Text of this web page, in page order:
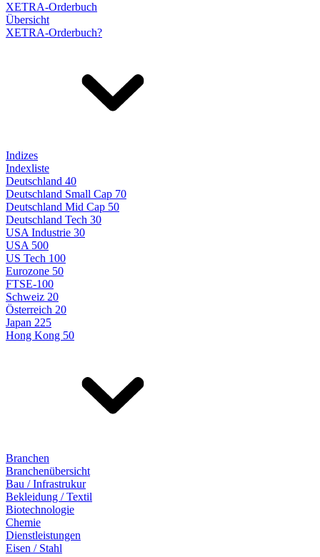
XETRA-Orderbuch
Übersicht
XETRA-Orderbuch?
Indizes
Indexliste
Deutschland 40
Deutschland Small Cap 70
Deutschland Mid Cap 50
Deutschland Tech 30
USA Industrie 30
USA 500
US Tech 100
Eurozone 50
FTSE-100
Schweiz 20
Österreich 20
Japan 225
Hong Kong 50
Branchen
Branchenübersicht
Bau / Infrastrukur
Bekleidung / Textil
Biotechnologie
Chemie
Dienstleistungen
Eisen / Stahl